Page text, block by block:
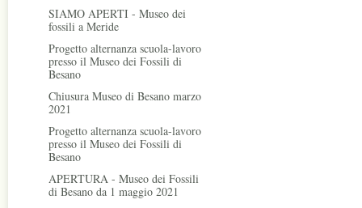
SIAMO APERTI - Museo dei
fossili a Meride
Progetto alternanza scuola-lavoro
presso il Museo dei Fossili di
Besano
Chiusura Museo di Besano marzo
2021
Progetto alternanza scuola-lavoro
presso il Museo dei Fossili di
Besano
APERTURA - Museo dei Fossili
di Besano da 1 maggio 2021